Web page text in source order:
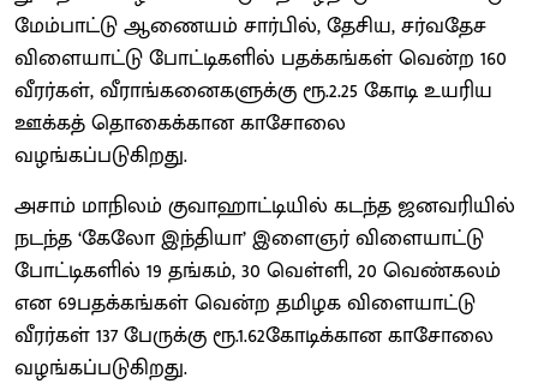
மேம்பாட்டு ஆணையம் சார்பில், தேசிய, சர்வதேச
விளையாட்டு போட்டிகளில் பதக்கங்கள் வென்ற 160
வீரர்கள், வீராங்கனைகளுக்கு ரூ.2.25 கோடி உயரிய
ஊக்கத் தொகைக்கான காசோலை
வழங்கப்படுகிறது.
அசாம் மாநிலம் குவாஹாட்டியில் கடந்த ஜனவரியில்
நடந்த ‘கேலோ இந்தியா’ இளைஞர் விளையாட்டு
போட்டிகளில் 19 தங்கம், 30 வெள்ளி, 20 வெண்கலம்
என 69பதக்கங்கள் வென்ற தமிழக விளையாட்டு
வீரர்கள் 137 பேருக்கு ரூ.1.62கோடிக்கான காசோலை
வழங்கப்படுகிறது.